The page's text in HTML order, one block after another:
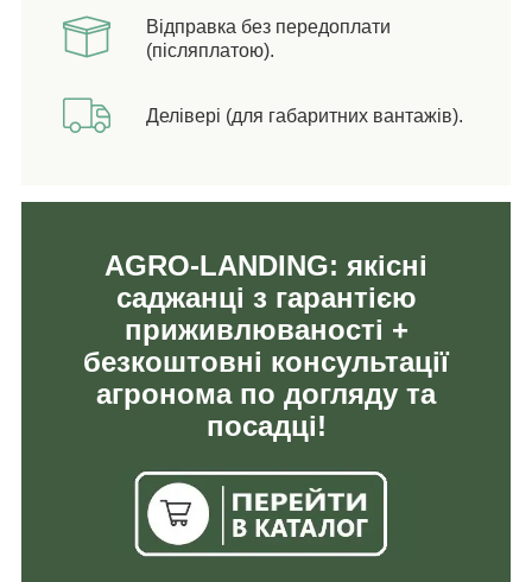
Відправка без передоплати
(післяплатою).
Делівері (для габаритних вантажів).
AGRO-LANDING: якісні
саджанці з гарантією
приживлюваності +
безкоштовні консультації
агронома по догляду та
посадці!